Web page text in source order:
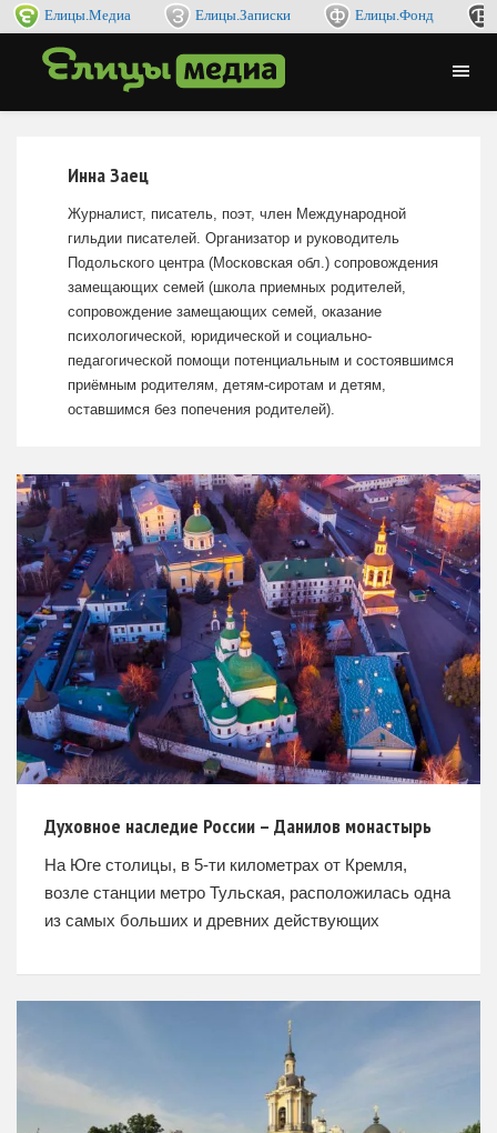
Елицы.Медиа Елицы.Записки Елицы.Фонд
Инна Заец
Журналист, писатель, поэт, член Международной
гильдии писателей. Организатор и руководитель
Подольского центра (Московская обл.) сопровождения
замещающих семей (школа приемных родителей,
сопровождение замещающих семей, оказание
психологической, юридической и социально-
педагогической помощи потенциальным и состоявшимся
приёмным родителям, детям-сиротам и детям,
оставшимся без попечения родителей).
Духовное наследие России – Данилов монастырь
На Юге столицы, в 5-ти километрах от Кремля,
возле станции метро Тульская, расположилась одна
из самых больших и древних действующих
Данилов ставропигиальный мужской монастырь.
Территория